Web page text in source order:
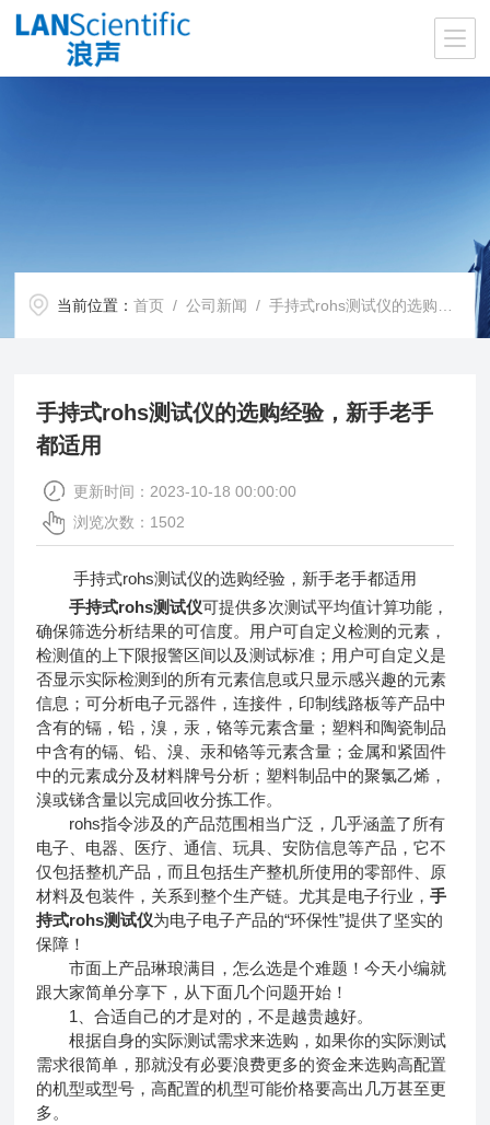
当前位置：首页 /公司新闻 / 手持式rohs测试仪的选购经验，新手老手都适用
手持式rohs测试仪的选购经验，新手老手
都适用
更新时间：2023-10-18 00:00:00
浏览次数：1502
手持式rohs测试仪的选购经验，新手老手都适用
手持式rohs测试仪可提供多次测试平均值计算功能，
确保筛选分析结果的可信度。用户可自定义检测的元素，
检测值的上下限报警区间以及测试标准；用户可自定义是
否显示实际检测到的所有元素信息或只显示感兴趣的元素
信息；可分析电子元器件，连接件，印制线路板等产品中
含有的镉，铅，溴，汞，铬等元素含量；塑料和陶瓷制品
中含有的镉、铅、溴、汞和铬等元素含量；金属和紧固件
中的元素成分及材料牌号分析；塑料制品中的聚氯乙烯，
溴或锑含量以完成回收分拣工作。
rohs指令涉及的产品范围相当广泛，几乎涵盖了所有
电子、电器、医疗、通信、玩具、安防信息等产品，它不
仅包括整机产品，而且包括生产整机所使用的零部件、原
材料及包装件，关系到整个生产链。尤其是电子行业，手
持式rohs测试仪为电子电子产品的“环保性”提供了坚实的
保障！
市面上产品琳琅满目，怎么选是个难题！今天小编就
跟大家简单分享下，从下面几个问题开始！
1、合适自己的才是对的，不是越贵越好。
根据自身的实际测试需求来选购，如果你的实际测试
需求很简单，那就没有必要浪费更多的资金来选购高配置
的机型或型号，高配置的机型可能价格要高出几万甚至更
多。